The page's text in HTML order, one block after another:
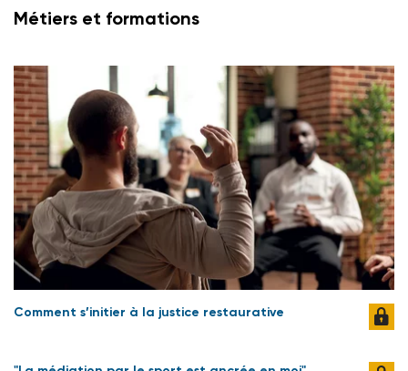
Métiers et formations
Comment s’initier à la justice restaurative